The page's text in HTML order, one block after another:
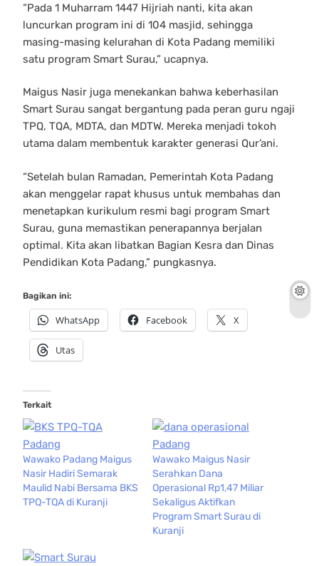
“Pada 1 Muharram 1447 Hijriah nanti, kita akan
luncurkan program ini di 104 masjid, sehingga
masing-masing kelurahan di Kota Padang memiliki
satu program Smart Surau,” ucapnya.
Maigus Nasir juga menekankan bahwa keberhasilan
Smart Surau sangat bergantung pada peran guru ngaji
TPQ, TQA, MDTA, dan MDTW. Mereka menjadi tokoh
utama dalam membentuk karakter generasi Qur’ani.
“Setelah bulan Ramadan, Pemerintah Kota Padang
akan menggelar rapat khusus untuk membahas dan
menetapkan kurikulum resmi bagi program Smart
Surau, guna memastikan penerapannya berjalan
optimal. Kita akan libatkan Bagian Kesra dan Dinas
Pendidikan Kota Padang,” pungkasnya.
Bagikan ini:
WhatsApp Facebook X
Utas
Terkait
Wawako Padang Maigus
Nasir Hadiri Semarak
Maulid Nabi Bersama BKS
TPQ-TQA di Kuranji
Wawako Maigus Nasir
Serahkan Dana
Operasional Rp1,47 Miliar
Sekaligus Aktifkan
Program Smart Surau di
Kuranji